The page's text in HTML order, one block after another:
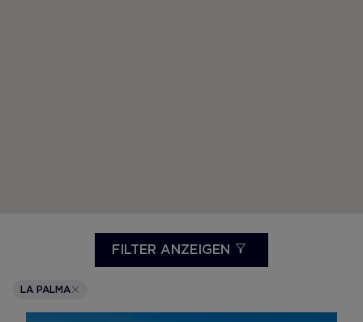
FILTER ANZEIGEN
LA PALMA